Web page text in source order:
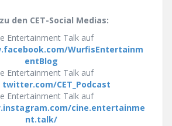
den CET-Social Medias:
Entertainment Talk auf
WurfisEntertainm
entBlog
Entertainment Talk auf
twitter.com/CET_Podcast
Entertainment Talk auf
cine.entertainme
nt.talk/